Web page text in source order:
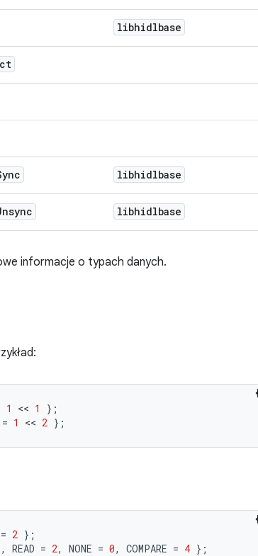
libhidlbase
libhidlbase
libhidlbase
informacje o typach danych.
1 << 1
};
= 1 << 2 };
= 2 };
, READ = 2, NONE = 0, COMPARE = 4 };